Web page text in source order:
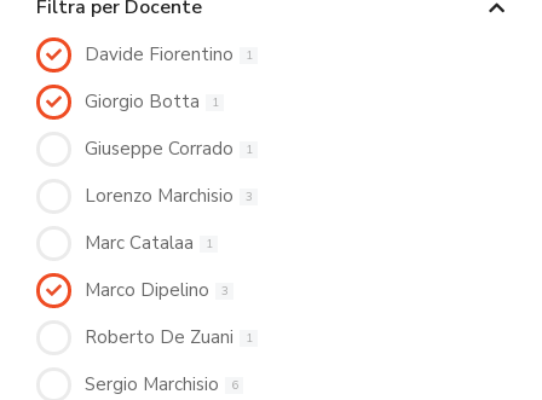
Filtra per Docente
Davide Fiorentino 1
Giorgio Botta 1
Giuseppe Corrado 1
Lorenzo Marchisio 3
Marc Catalaa 1
Marco Dipelino 3
Roberto De Zuani 1
Sergio Marchisio 6